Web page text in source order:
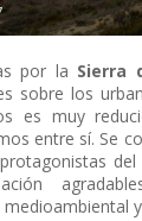
por la Sierra
sobre los
es muy
entre sí. Se